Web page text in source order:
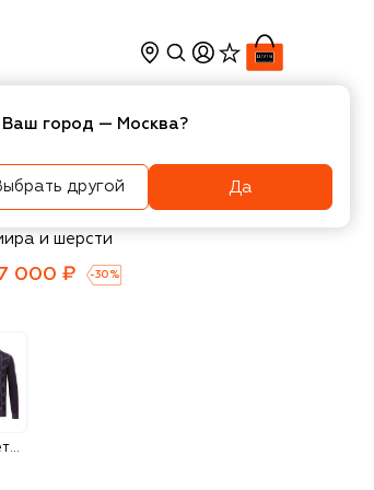
Интерьер
и шерсти
000 ₽ -30 %
Фиолетовый
Ваш город — Москва?
другой Да